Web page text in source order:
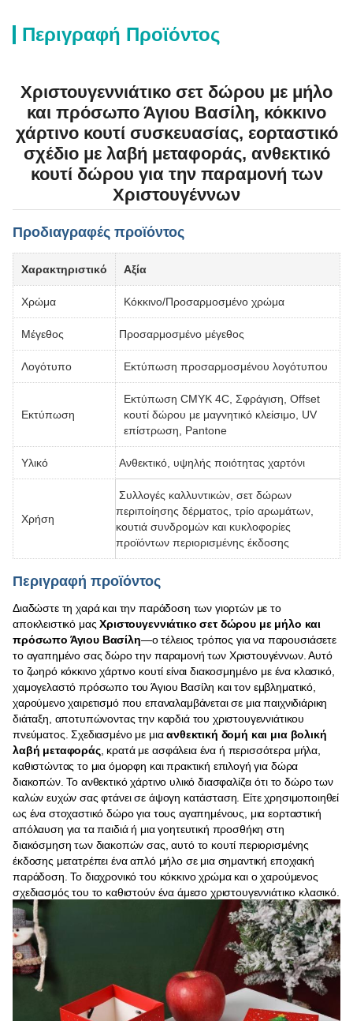
Περιγραφή Προϊόντος
Χριστουγεννιάτικο σετ δώρου με μήλο
και πρόσωπο Άγιου Βασίλη, κόκκινο
χάρτινο κουτί συσκευασίας, εορταστικό
σχέδιο με λαβή μεταφοράς, ανθεκτικό
κουτί δώρου για την παραμονή των
Χριστουγέννων
Προδιαγραφές προϊόντος
Χαρακτηριστικό Αξία
Χρώμα Κόκκινο/Προσαρμοσμένο χρώμα
Μέγεθος Προσαρμοσμένο μέγεθος
Λογότυπο Εκτύπωση προσαρμοσμένου λογότυπου
Εκτύπωση
Εκτύπωση CMYK 4C, Σφράγιση, Offset
κουτί δώρου με μαγνητικό κλείσιμο, UV
επίστρωση, Pantone
Υλικό Ανθεκτικό, υψηλής ποιότητας χαρτόνι
Χρήση
Συλλογές καλλυντικών, σετ δώρων
περιποίησης δέρματος, τρίο αρωμάτων,
κουτιά συνδρομών και κυκλοφορίες
προϊόντων περιορισμένης έκδοσης
Περιγραφή προϊόντος
Διαδώστε τη χαρά και την παράδοση των γιορτών με το
αποκλειστικό μαςΧριστουγεννιάτικο σετ δώρου με μήλο και
πρόσωπο Άγιου Βασίλη—ο τέλειος τρόπος για να παρουσιάσετε
το αγαπημένο σας δώρο την παραμονή των Χριστουγέννων. Αυτό
το ζωηρό κόκκινο χάρτινο κουτί είναι διακοσμημένο με ένα κλασικό,
χαμογελαστό πρόσωπο του Άγιου Βασίλη και τον εμβληματικό,
χαρούμενο χαιρετισμό που επαναλαμβάνεται σε μια παιχνιδιάρικη
διάταξη, αποτυπώνοντας την καρδιά του χριστουγεννιάτικου
πνεύματος. Σχεδιασμένο με μιαανθεκτική δομή και μια βολική
λαβή μεταφοράς, κρατά με ασφάλεια ένα ή περισσότερα μήλα,
καθιστώντας το μια όμορφη και πρακτική επιλογή για δώρα
διακοπών. Το ανθεκτικό χάρτινο υλικό διασφαλίζει ότι το δώρο των
καλών ευχών σας φτάνει σε άψογη κατάσταση. Είτε χρησιμοποιηθεί
ως ένα στοχαστικό δώρο για τους αγαπημένους, μια εορταστική
απόλαυση για τα παιδιά ή μια γοητευτική προσθήκη στη
διακόσμηση των διακοπών σας, αυτό το κουτί περιορισμένης
έκδοσης μετατρέπει ένα απλό μήλο σε μια σημαντική εποχιακή
παράδοση. Το διαχρονικό του κόκκινο χρώμα και ο χαρούμενος
σχεδιασμός του το καθιστούν ένα άμεσο χριστουγεννιάτικο κλασικό.